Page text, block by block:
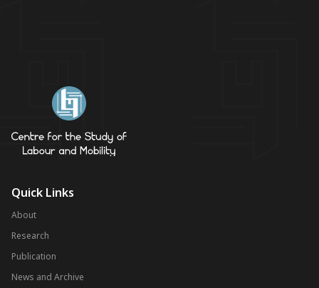
Quick Links
About
Research
Publication
News and Archive